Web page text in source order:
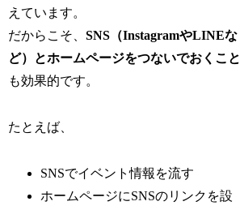
えています。
だからこそ、SNS（InstagramやLINEな
ど）とホームページをつないでおくこと
も効果的です。
たとえば、
SNSでイベント情報を流す
ホームページにSNSのリンクを設